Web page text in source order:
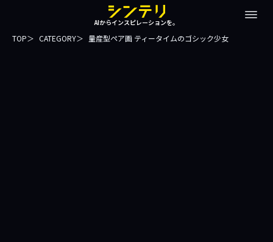
AIからインスピレーションを。
TOP CATEGORY 量産型ペア画 ティータイムのゴシック少女